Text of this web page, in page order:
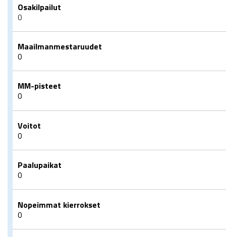
Osakilpailut
0
Maailmanmestaruudet
0
MM-pisteet
0
Voitot
0
Paalupaikat
0
Nopeimmat kierrokset
0